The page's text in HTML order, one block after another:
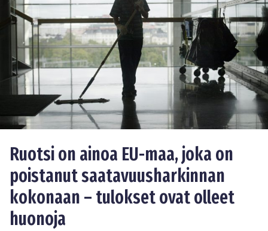
Ruotsi on ainoa EU-maa, joka on
poistanut saatavuusharkinnan
kokonaan – tulokset ovat olleet
huonoja